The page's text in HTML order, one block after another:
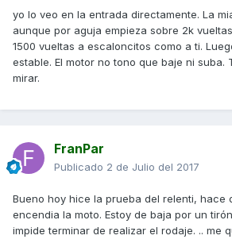
yo lo veo en la entrada directamente. La
aunque por aguja empieza sobre 2k
1500 vueltas a escaloncitos como a ti.
estable. El motor no tono que baje ni suba.
mirar.
FranPar
Publicado 2 de Julio del 2017
Bueno hoy hice la prueba del relenti, hace
encendia la moto. Estoy de baja por un
impide terminar de realizar el rodaje. .. me